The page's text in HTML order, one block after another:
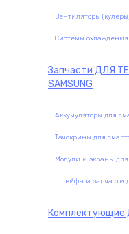
Вентиляторы
Системы охлаждения
Запчасти ДЛЯ
SAMSUNG
Аккумуляторы для
Тачскрины для
Модули и экраны
Шлейфы и запчасти
Комплектующие